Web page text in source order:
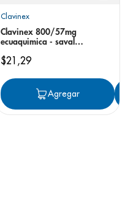
Agregar
Clavinex
Clavinex 800/57mg
ecuaquimica - saval
$21 ,29
Agregar